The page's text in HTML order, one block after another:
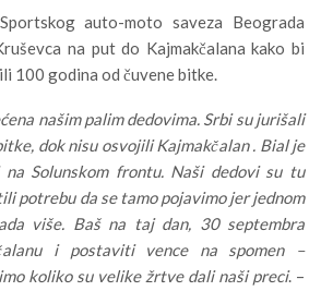
auto-moto saveza Beograda
na put do Kajmakčalana kako bi
100 godina od čuvene bitke.
našim palim dedovima. Srbi su jurišali
dok nisu osvojili Kajmakčalan . Bial je
Solunskom frontu. Naši dedovi su tu
potrebu da se tamo pojavimo jer jednom
više. Baš na taj dan, 30 septembra
i postaviti vence na spomen –
koliko su velike žrtve dali naši preci. –